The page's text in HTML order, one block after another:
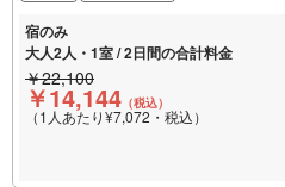
宿のみ
大人2人・1室 / 2日間の合計料金
￥22,100
￥14,144 （税込）
（1人あたり¥7,072・税込）